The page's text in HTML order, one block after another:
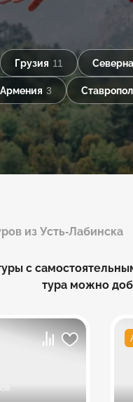
Грузия 11
Армения 3
из Усть-Лабинска
с
тура можно